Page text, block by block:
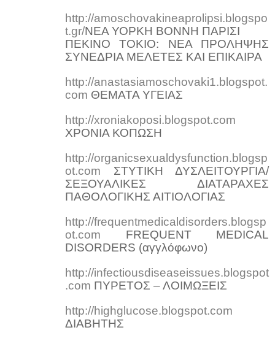
http://amoschovakineaprolipsi.blogspo
t.gr/ΝΕΑ ΥΟΡΚΗ ΒΟΝΝΗ ΠΑΡΙΣΙ
ΠΕΚΙΝΟ ΤΟΚΙΟ: ΝΕΑ ΠΡΟΛΗΨΗΣ
ΣΥΝΕΔΡΙΑ ΜΕΛΕΤΕΣ ΚΑΙ ΕΠΙΚΑΙΡΑ
http://anastasiamoschovaki1.blogspot.
com ΘΕΜΑΤΑ ΥΓΕΙΑΣ
http://xroniakoposi.blogspot.com
ΧΡΟΝΙΑ ΚΟΠΩΣΗ
http://organicsexualdysfunction.blogsp
ot.com ΣΤΥΤΙΚΗ ΔΥΣΛΕΙΤΟΥΡΓΙΑ/
ΣΕΞΟΥΑΛΙΚΕΣ ΔΙΑΤΑΡΑΧΕΣ
ΠΑΘΟΛΟΓΙΚΗΣ ΑΙΤΙΟΛΟΓΙΑΣ
http://frequentmedicaldisorders.blogsp
ot.com FREQUENT MEDICAL
DISORDERS (αγγλόφωνο)
http://infectiousdiseaseissues.blogspot
.com ΠΥΡΕΤΟΣ – ΛΟΙΜΩΞΕΙΣ
http://highglucose.blogspot.com
ΔΙΑΒΗΤΗΣ